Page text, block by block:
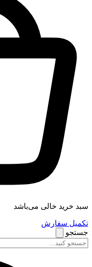
سبد خرید خالی می‌باشد
تکمیل سفارش
جستجو